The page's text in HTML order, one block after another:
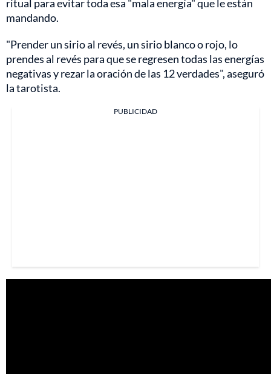
ritual para evitar toda esa "mala energía" que le están
mandando.
"Prender un sirio al revés, un sirio blanco o rojo, lo
prendes al revés para que se regresen todas las energías
negativas y rezar la oración de las 12 verdades", aseguró
la tarotista.
PUBLICIDAD